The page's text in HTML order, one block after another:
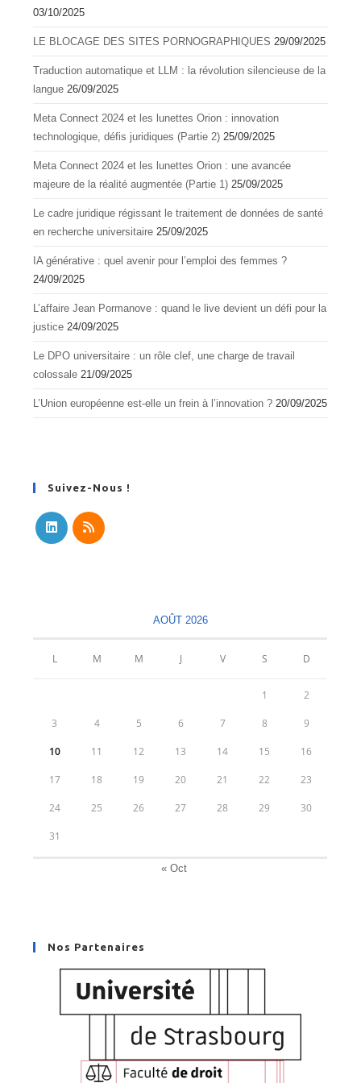
03/10/2025
LE BLOCAGE DES SITES PORNOGRAPHIQUES 29/09/2025
Traduction automatique et LLM : la révolution silencieuse de la
langue 26/09/2025
Meta Connect 2024 et les lunettes Orion : innovation
technologique, défis juridiques (Partie 2) 25/09/2025
Meta Connect 2024 et les lunettes Orion : une avancée
majeure de la réalité augmentée (Partie 1) 25/09/2025
Le cadre juridique régissant le traitement de données de santé
en recherche universitaire 25/09/2025
IA générative : quel avenir pour l’emploi des femmes ?
24/09/2025
L’affaire Jean Pormanove : quand le live devient un défi pour la
justice 24/09/2025
Le DPO universitaire : un rôle clef, une charge de travail
colossale 21/09/2025
L’Union européenne est-elle un frein à l’innovation ? 20/09/2025
Suivez-Nous !
AOÛT 2026
L M M J V S D
1 2
3 4 5 6 7 8 9
10 11 12 13 14 15 16
17 18 19 20 21 22 23
24 25 26 27 28 29 30
31
« Oct
Nos Partenaires